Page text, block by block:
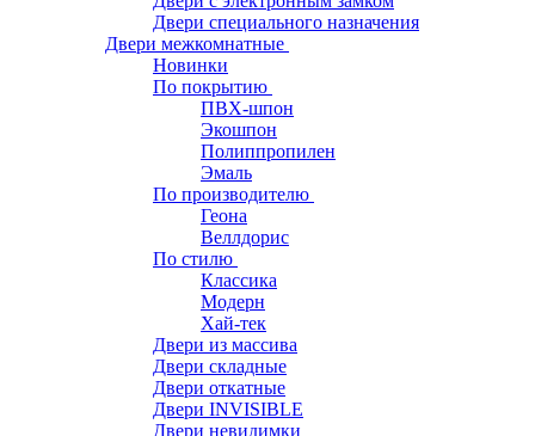
Двери специального назначения
Двери межкомнатные
Новинки
По покрытию
ПВХ-шпон
Экошпон
Полиппропилен
Эмаль
По производителю
Геона
Веллдорис
По стилю
Классика
Модерн
Хай-тек
Двери из массива
Двери складные
Двери откатные
Двери INVISIBLE
Двери невидимки